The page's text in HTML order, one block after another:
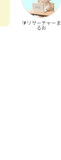
🔰リサーチャーま
るお